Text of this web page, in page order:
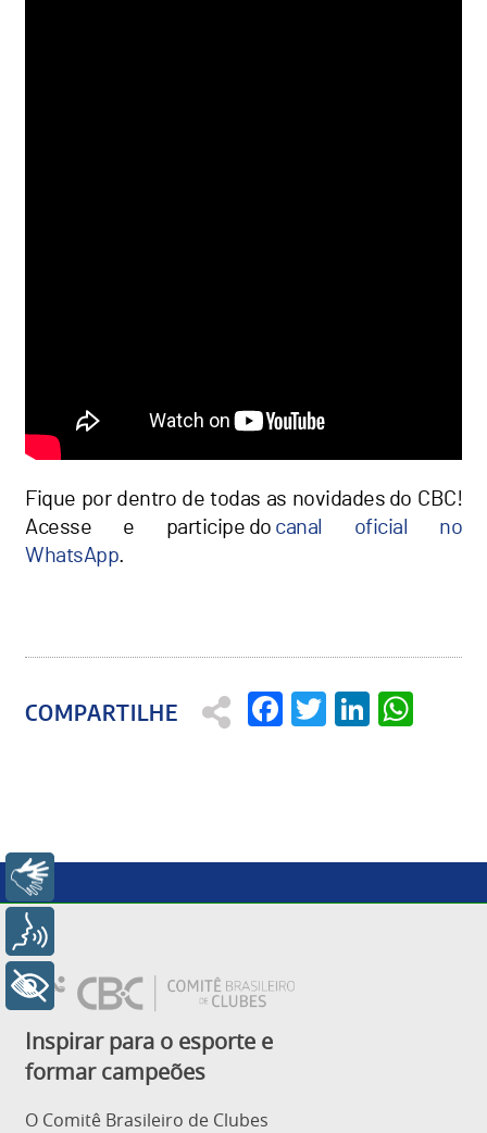
Fique por dentro de todas as novidades do CBC!
Acesse e participe do canal oficial no
WhatsApp.
Facebook
Twitter
Inspirar para o esporte e
formar campeões
O Comitê Brasileiro de Clubes
+ Acessibilidade